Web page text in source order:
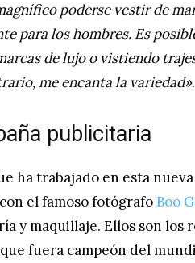
poderse vestir de
para los hombres. Es
de lujo o vistiendo
me encanta la variedad».
publicitaria
ha trabajado en esta
el famoso fotógrafo Boo
y maquillaje. Ellos son los
fuera campeón del